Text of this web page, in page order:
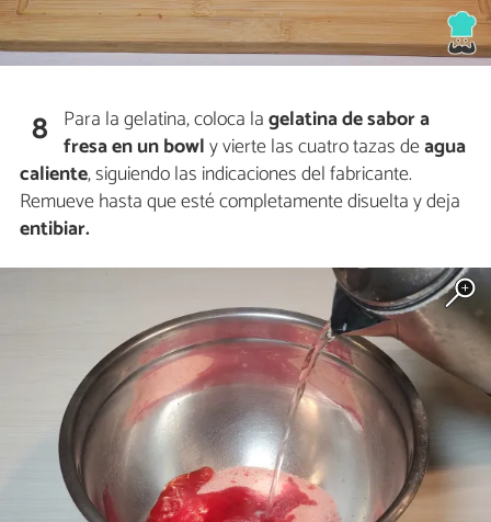
8 Para la gelatina, coloca lagelatina de sabor a
fresa en un bowly vierte las cuatro tazas deagua
caliente, siguiendo las indicaciones del fabricante.
Remueve hasta que esté completamente disuelta y deja
entibiar.